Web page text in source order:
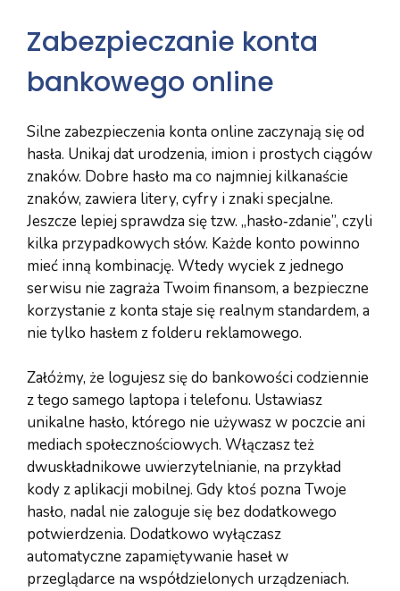
Zabezpieczanie konta
bankowego online
Silne zabezpieczenia konta online zaczynają się od
hasła. Unikaj dat urodzenia, imion i prostych ciągów
znaków. Dobre hasło ma co najmniej kilkanaście
znaków, zawiera litery, cyfry i znaki specjalne.
Jeszcze lepiej sprawdza się tzw. „hasło‑zdanie”, czyli
kilka przypadkowych słów. Każde konto powinno
mieć inną kombinację. Wtedy wyciek z jednego
serwisu nie zagraża Twoim finansom, a bezpieczne
korzystanie z konta staje się realnym standardem, a
nie tylko hasłem z folderu reklamowego.
Załóżmy, że logujesz się do bankowości codziennie
z tego samego laptopa i telefonu. Ustawiasz
unikalne hasło, którego nie używasz w poczcie ani
mediach społecznościowych. Włączasz też
dwuskładnikowe uwierzytelnianie, na przykład
kody z aplikacji mobilnej. Gdy ktoś pozna Twoje
hasło, nadal nie zaloguje się bez dodatkowego
potwierdzenia. Dodatkowo wyłączasz
automatyczne zapamiętywanie haseł w
przeglądarce na współdzielonych urządzeniach.